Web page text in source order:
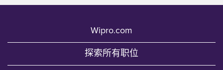
Wipro.com
探索所有职位